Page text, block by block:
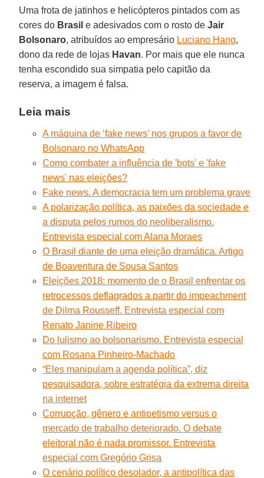
Uma frota de jatinhos e helicópteros pintados com as
cores do Brasil e adesivados com o rosto deJair
Bolsonaro, atribuídos ao empresário Luciano Hang,
dono da rede de lojas Havan. Por mais que ele nunca
tenha escondido sua simpatia pelo capitão da
reserva, a imagem é falsa.
Leia mais
A máquina de ‘fake news’ nos grupos a favor de
Bolsonaro no WhatsApp
Como combater a influência de 'bots' e 'fake
news' nas eleições?
Fake news. A democracia tem um problema grave
A polarização política, as paixões da sociedade e
a disputa pelos rumos do neoliberalismo.
Entrevista especial com Alana Moraes
O Brasil diante de uma eleição dramática. Artigo
de Boaventura de Sousa Santos
Eleições 2018: momento de o Brasil enfrentar os
retrocessos deflagrados a partir do impeachment
de Dilma Rousseff. Entrevista especial com
Renato Janine Ribeiro
Do lulismo ao bolsonarismo. Entrevista especial
com Rosana Pinheiro-Machado
“Eles manipulam a agenda política”, diz
pesquisadora, sobre estratégia da extrema direita
na internet
Corrupção, gênero e antipetismo versus o
mercado de trabalho deteriorado. O debate
eleitoral não é nada promissor. Entrevista
especial com Gregório Grisa
O cenário político desolador, a antipolítica das